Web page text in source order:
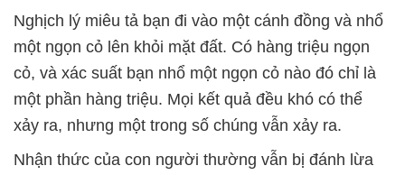
Nghịch lý miêu tả bạn đi vào một cánh đồng và nhổ
một ngọn cỏ lên khỏi mặt đất. Có hàng triệu ngọn
cỏ, và xác suất bạn nhổ một ngọn cỏ nào đó chỉ là
một phần hàng triệu. Mọi kết quả đều khó có thể
xảy ra, nhưng một trong số chúng vẫn xảy ra.
Nhận thức của con người thường vẫn bị đánh lừa